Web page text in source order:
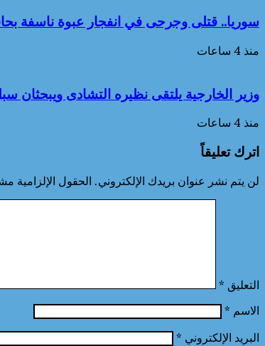
سوريا.. قتلى وجرحى في انفجار عبوة ناسفة
منذ 4 ساعات
وزير الخارجية يلتقى نظيره التشادى ويبحثان سبل
منذ 4 ساعات
اترك تعليقاً
لن يتم نشر عنوان بريدك الإلكتروني. الحقول الإلزامية
التعليق *
الاسم *
البريد الإلكتروني *